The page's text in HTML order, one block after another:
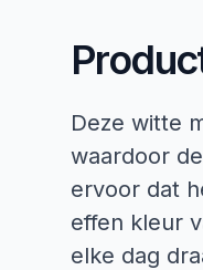
Deze witte
waardoor
ervoor dat
effen kleur
elke dag